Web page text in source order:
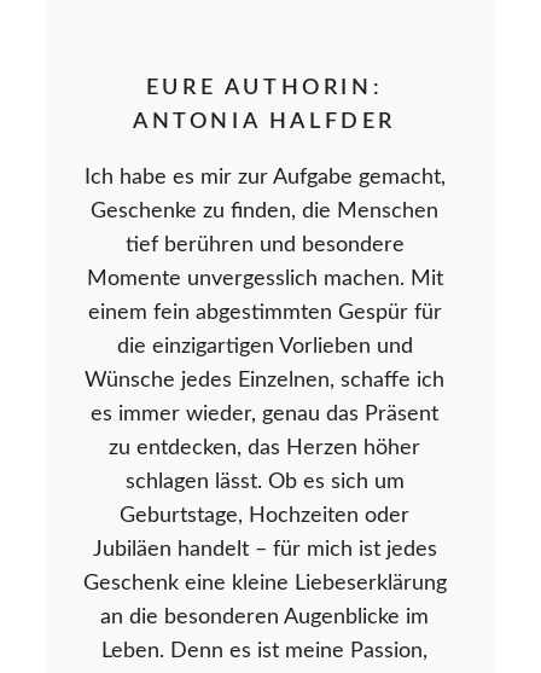
EURE AUTHORIN:
ANTONIA HALFDER
Ich habe es mir zur Aufgabe gemacht,
Geschenke zu finden, die Menschen
tief berühren und besondere
Momente unvergesslich machen. Mit
einem fein abgestimmten Gespür für
die einzigartigen Vorlieben und
Wünsche jedes Einzelnen, schaffe ich
es immer wieder, genau das Präsent
zu entdecken, das Herzen höher
schlagen lässt. Ob es sich um
Geburtstage, Hochzeiten oder
Jubiläen handelt – für mich ist jedes
Geschenk eine kleine Liebeserklärung
an die besonderen Augenblicke im
Leben. Denn es ist meine Passion,